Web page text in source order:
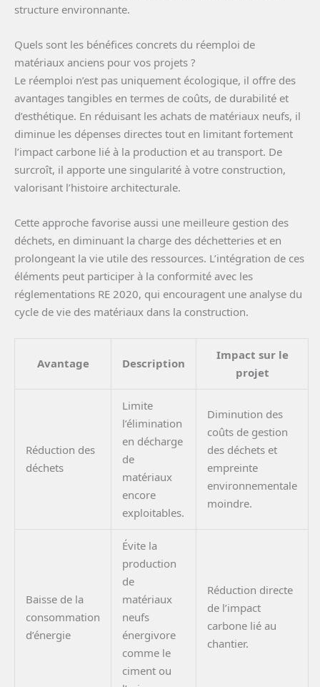
structure environnante.
Quels sont les bénéfices concrets du réemploi de
matériaux anciens pour vos projets ?
Le réemploi n’est pas uniquement écologique, il offre des
avantages tangibles en termes de coûts, de durabilité et
d’esthétique. En réduisant les achats de matériaux neufs, il
diminue les dépenses directes tout en limitant fortement
l’impact carbone lié à la production et au transport. De
surcroît, il apporte une singularité à votre construction,
valorisant l’histoire architecturale.
Cette approche favorise aussi une meilleure gestion des
déchets, en diminuant la charge des déchetteries et en
prolongeant la vie utile des ressources. L’intégration de ces
éléments peut participer à la conformité avec les
réglementations RE 2020, qui encouragent une analyse du
cycle de vie des matériaux dans la construction.
Avantage Description
Impact sur le
projet
Réduction des
déchets
Limite
l’élimination
en décharge
de
matériaux
encore
exploitables.
Diminution des
coûts de gestion
des déchets et
empreinte
environnementale
moindre.
Baisse de la
consommation
d’énergie
Évite la
production
de
matériaux
neufs
énergivore
comme le
ciment ou
Réduction directe
de l’impact
carbone lié au
chantier.